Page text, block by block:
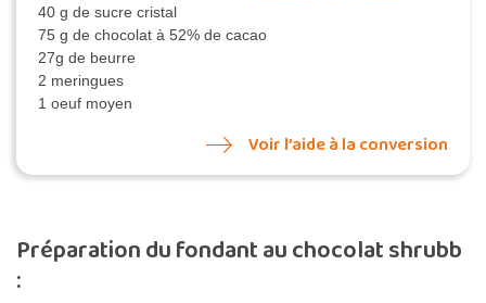
40 g de sucre cristal
75 g de chocolat à 52% de cacao
27g de beurre
2 meringues
1 oeuf moyen
Voir l’aide à la conversion
Préparation du fondant au chocolat shrubb
: